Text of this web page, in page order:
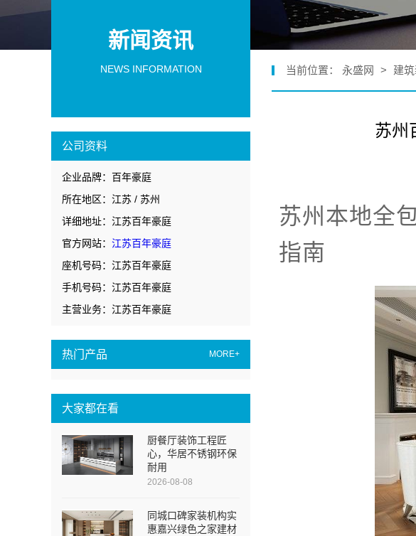
新闻资讯
NEWS INFORMATION
公司资料
企业品牌：百年豪庭
所在地区：江苏 / 苏州
详细地址：江苏百年豪庭
官方网站： 江苏百年豪庭
座机号码：江苏百年豪庭
手机号码：江苏百年豪庭
主营业务：江苏百年豪庭
热门产品 MORE+
大家都在看
厨餐厅装饰工程匠
心，华居不锈钢环保
耐用
2026-08-08
同城口碑家装机构实
惠嘉兴绿色之家建材
当前位置： 永盛网 > 建
苏州
苏州本地全
指南